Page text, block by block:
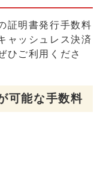
証明書発行手数料
ャッシュレス決済
ひご利用くださ
可能な手数料